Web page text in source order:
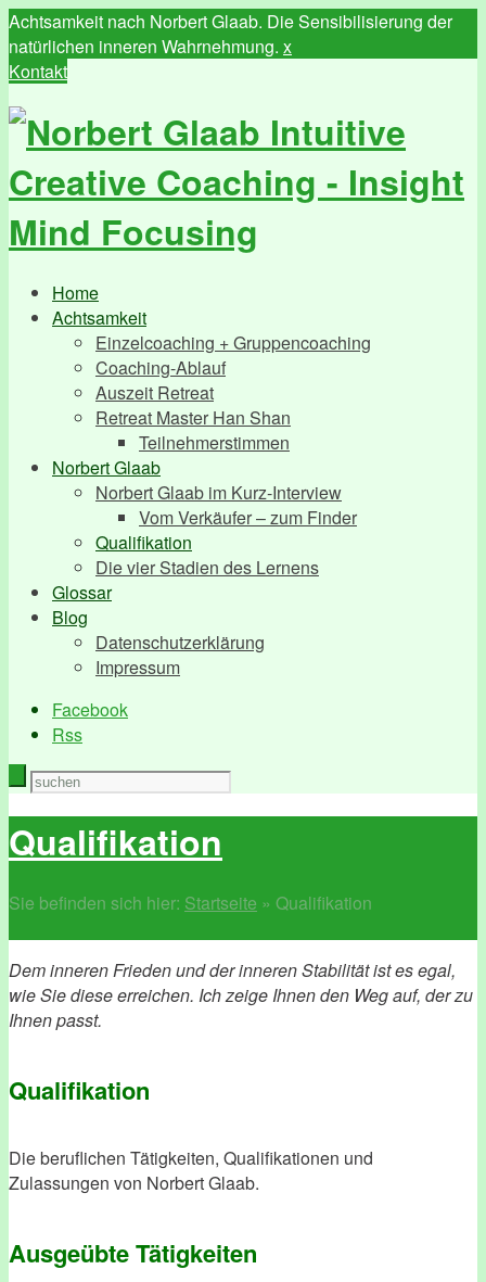
Achtsamkeit nach Norbert Glaab. Die Sensibilisierung der
natürlichen inneren Wahrnehmung. x
Kontakt
Home
Achtsamkeit
Einzelcoaching + Gruppencoaching
Coaching-Ablauf
Auszeit Retreat
Retreat Master Han Shan
Teilnehmerstimmen
Norbert Glaab
Norbert Glaab im Kurz-Interview
Vom Verkäufer – zum Finder
Qualifikation
Die vier Stadien des Lernens
Glossar
Blog
Datenschutzerklärung
Impressum
Facebook
Rss
Qualifikation
Sie befinden sich hier: Startseite » Qualifikation
Dem inneren Frieden und der inneren Stabilität ist es egal,
wie Sie diese erreichen. Ich zeige Ihnen den Weg auf, der zu
Ihnen passt.
Qualifikation
Die beruflichen Tätigkeiten, Qualifikationen und
Zulassungen von Norbert Glaab.
Ausgeübte Tätigkeiten